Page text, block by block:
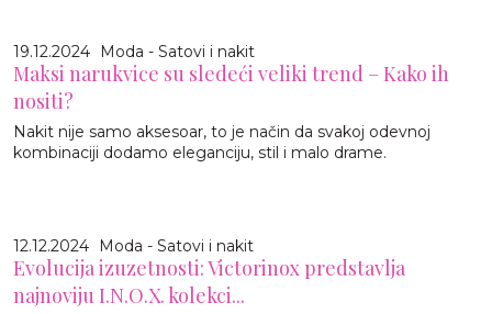
19.12.2024 Moda - Satovi i nakit
Maksi narukvice su sledeći veliki trend – Kako ih
nositi?
Nakit nije samo aksesoar, to je način da svakoj odevnoj
kombinaciji dodamo eleganciju, stil i malo drame.
12.12.2024 Moda - Satovi i nakit
Evolucija izuzetnosti: Victorinox predstavlja
najnoviju I.N.O.X. kolekci...